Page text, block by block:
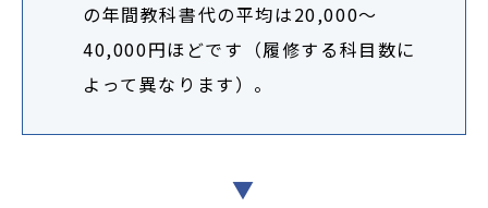
の年間教科書代の平均は20,000～
40,000円ほどです（履修する科目数に
よって異なります）。
▼